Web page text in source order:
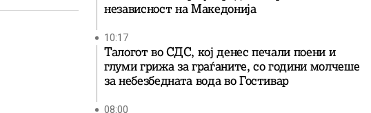
независност на Македонија
10:17
Талогот во СДС, кој денес печали поени и
глуми грижа за граѓаните, со години молчеше
за небезбедната вода во Гостивар
08:00